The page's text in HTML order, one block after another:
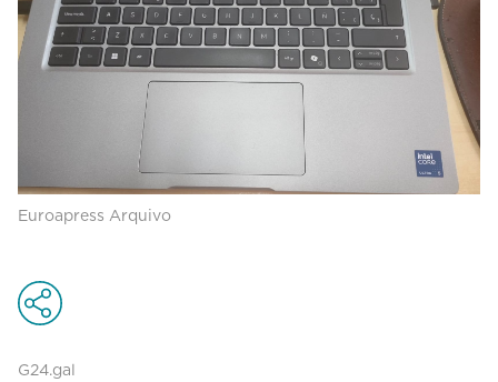
Euroapress Arquivo
G24.gal